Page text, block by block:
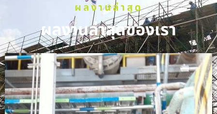
ผลงานล่าสุด
ผลงานล่าสุดของเรา